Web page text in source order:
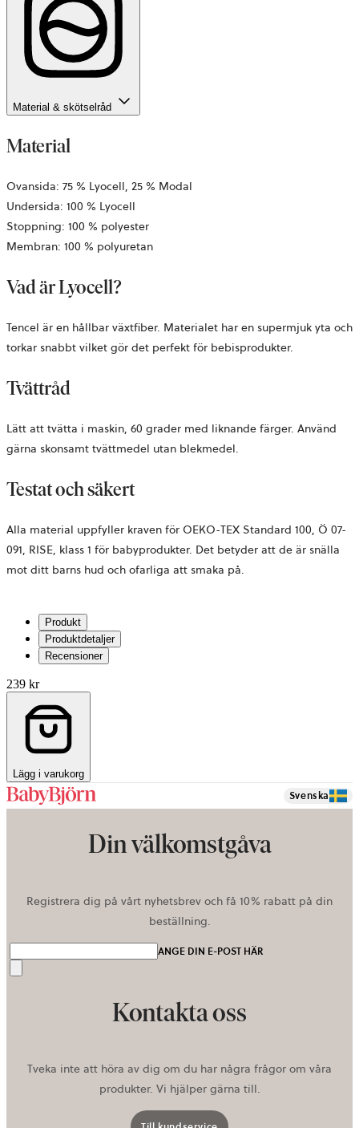
Material & skötselråd
Material
Ovansida: 75 % Lyocell, 25 % Modal
Undersida: 100 % Lyocell
Stoppning: 100 % polyester
Membran: 100 % polyuretan
Vad är Lyocell?
Tencel är en hållbar växtfiber. Materialet har en supermjuk yta och
torkar snabbt vilket gör det perfekt för bebisprodukter.
Tvättråd
Lätt att tvätta i maskin, 60 grader med liknande färger. Använd
gärna skonsamt tvättmedel utan blekmedel.
Testat och säkert
Alla material uppfyller kraven för OEKO-TEX Standard 100, Ö 07-
091, RISE, klass 1 för babyprodukter. Det betyder att de är snälla
mot ditt barns hud och ofarliga att smaka på.
Produkt
Produktdetaljer
Recensioner
239 kr
Lägg i varukorg
Svenska
Din välkomstgåva
Registrera dig på vårt nyhetsbrev och få 10% rabatt på din
beställning.
ANGE DIN E-POST HÄR
Kontakta oss
Tveka inte att höra av dig om du har några frågor om våra
produkter. Vi hjälper gärna till.